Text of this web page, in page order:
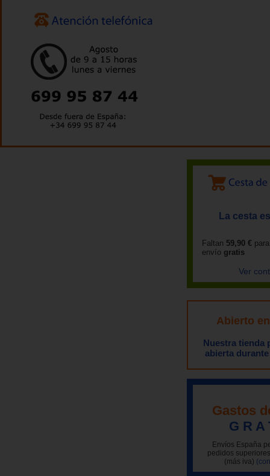
La cesta
Faltan 59,90 €
envío gratis
Ver
Abierto
Nuestra tienda
abierta
Gastos
G R A
Envíos España
pedidos
(más iva)